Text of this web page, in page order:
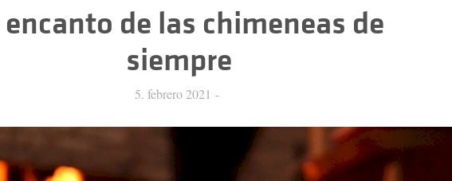
de las chimeneas de
siempre
5. febrero 2021